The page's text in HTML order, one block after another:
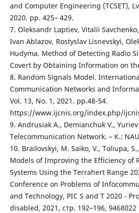
and Computer Engineering (TCSET),
2020. pp. 425– 429.
7. Oleksandr Laptiev, Vitalii
Ivan Ablazov, Rostyslav Lisnevskyi,
Hudyma. Method of Detecting Radio
Covert by Obtaining Information on
8. Random Signals Model.
Communication Networks and
Vol. 13, No. 1, 2021. рр.48-54.
https://www.ijcnis.org/index.php/
9. Andrusiak А., Demianchuk V.,
Telecommunication Network. – К.:
10. Brailovskyi, M. Saiko, V., Toliupa,
Models of Improving the Efficiency of
Systems Using the Terrahert Range
Conference on Problems of
and Technology, PIC S and T 2020 -
disabled, 2021, стр. 192–196, 9468022